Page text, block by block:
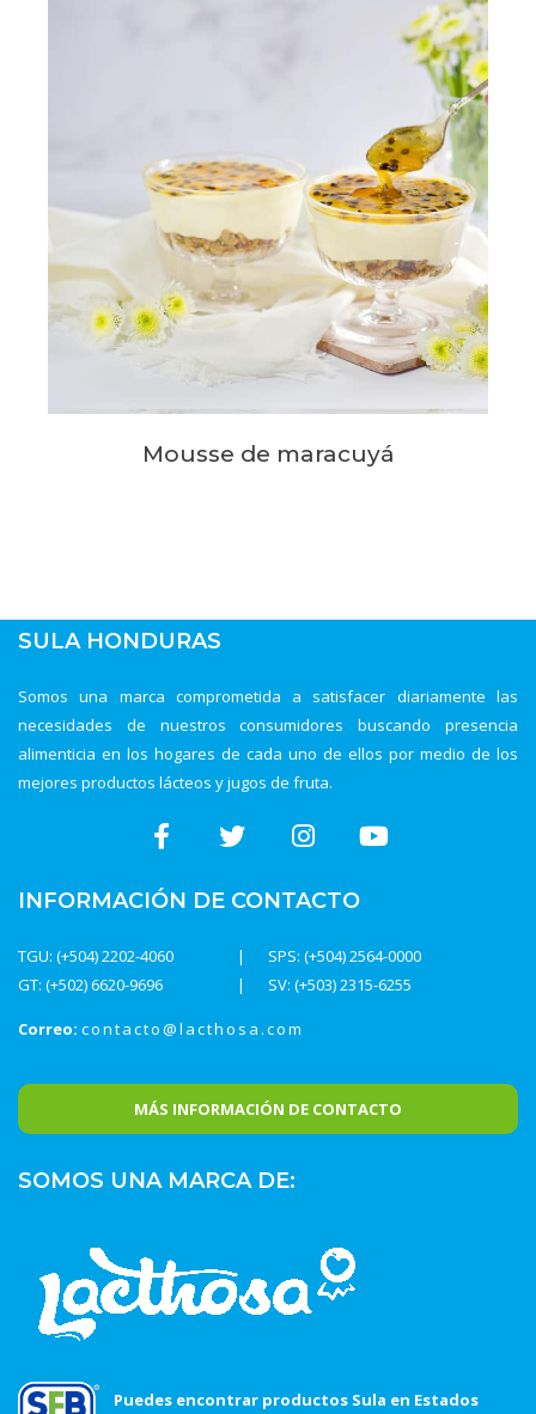
Mousse de maracuyá
SULA HONDURAS
Somos una marca comprometida a satisfacer diariamente las
necesidades de nuestros consumidores buscando presencia
alimenticia en los hogares de cada uno de ellos por medio de los
mejores productos lácteos y jugos de fruta.
INFORMACIÓN DE CONTACTO
TGU: (+504) 2202-4060
SPS: (+504) 2564-0000
SV: (+503) 2315-6255
GT: (+502) 6620-9696
Correo: contacto@lacthosa.com
MÁS INFORMACIÓN DE CONTACTO
SOMOS UNA MARCA DE:
Puedes encontrar productos Sula en Estados